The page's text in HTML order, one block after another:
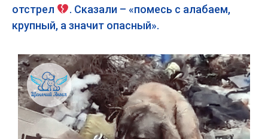
отстрел
. Сказали – «помесь с алабаем,
крупный, а значит опасный».